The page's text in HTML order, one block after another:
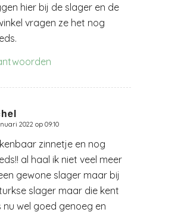
hier bij de slager en de
vragen ze het nog
2022 op 09:10
zinnetje en nog
al haal ik niet veel meer
gewone slager maar bij
slager maar die kent
nu wel goed genoeg en